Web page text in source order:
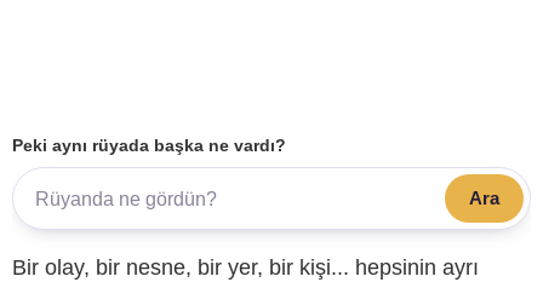
Peki aynı rüyada başka ne vardı?
Ara
Bir olay, bir nesne, bir yer, bir kişi... hepsinin ayrı